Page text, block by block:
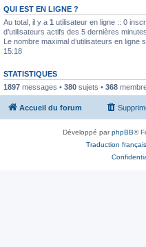
QUI EST EN LIGNE ?
Au total, il y a 1 utilisateur en ligne :: 0
d’utilisateurs actifs des 5 dernières
Le nombre maximal d’utilisateurs en ligne
15:18
STATISTIQUES
1897 messages • 380 sujets • 368
Accueil du forum
Développé parphpBB®
Traduction